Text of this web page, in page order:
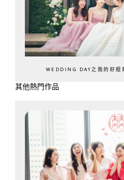
WEDDING DAY之我的好姐
其他熱門作品